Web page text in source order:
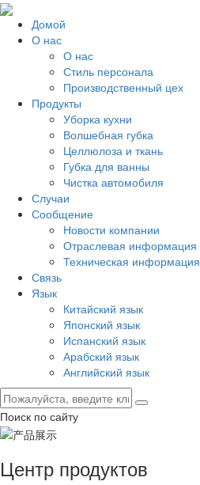
Домой
О нас
О нас
Стиль персонала
Производственный цех
Продукты
Уборка кухни
Волшебная губка
Целлюлоза и ткань
Губка для ванны
Чистка автомобиля
Случаи
Сообщение
Новости компании
Отраслевая информация
Техническая информация
Связь
Язык
Китайский язык
Японский язык
Испанский язык
Арабский язык
Английский язык
Поиск по сайту
Центр продуктов